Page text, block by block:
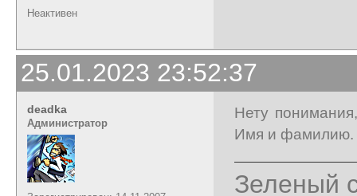
Неактивен
25.01.2023 23:52:37
deadka
Администратор
Нету
Имя и фамилию.
Зеленый